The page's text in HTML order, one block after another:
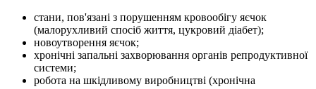
стани, пов'язані з порушенням кровообігу яєчок
(малорухливий спосіб життя, цукровий діабет);
новоутворення яєчок;
хронічні запальні захворювання органів репродуктивної
системи;
робота на шкідливому виробництві (хронічна